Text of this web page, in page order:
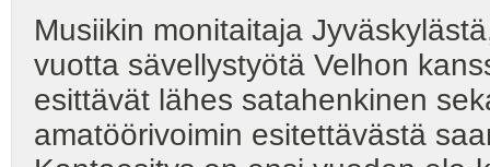
Musiikin monitaitaja
vuotta sävellystyötä Velhon
esittävät lähes satahenkinen
amatöörivoimin esitettävästä